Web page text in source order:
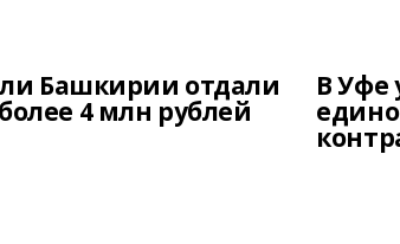
Башкирии отдали
4 млн рублей
В Уфе